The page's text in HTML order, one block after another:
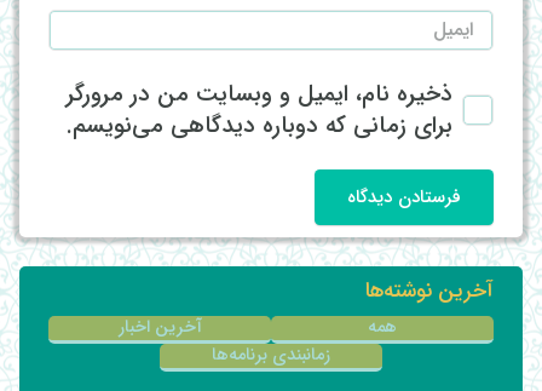
ذخیره نام، ایمیل و وبسایت من در مرورگر
برای زمانی که دوباره دیدگاهی می‌نویسم.
فرستادن دیدگاه
آخرین نوشته‌ها
همه
آخرین اخبار
زمانبندی برنامه‌ها